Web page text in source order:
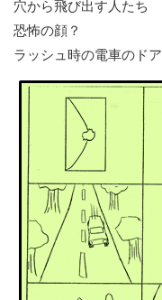
穴から飛び出す人たち
恐怖の顔？
ラッシュ時の電車のドア